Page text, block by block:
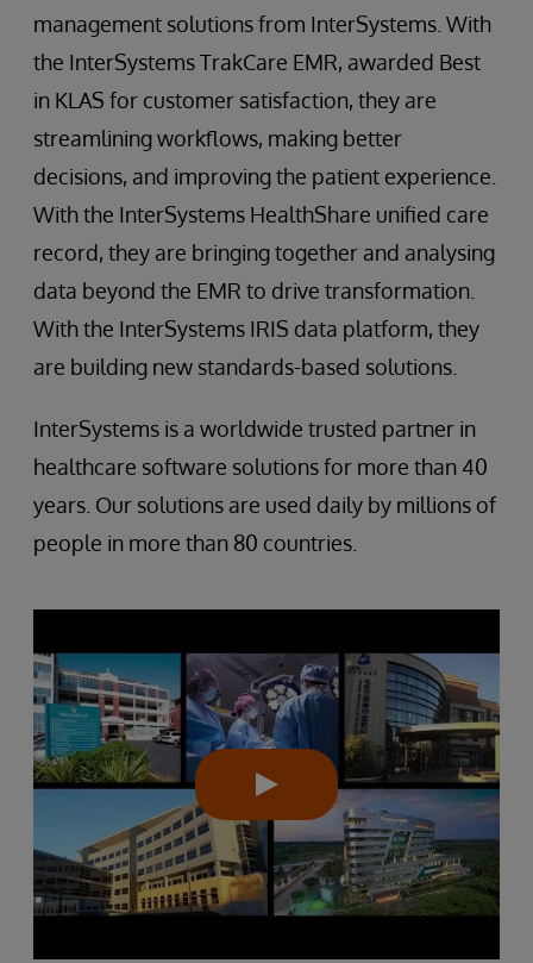
management solutions from InterSystems. With
the InterSystems TrakCare EMR, awarded Best
in KLAS for customer satisfaction, they are
streamlining workflows, making better
decisions, and improving the patient experience.
With the InterSystems HealthShare unified care
record, they are bringing together and analysing
data beyond the EMR to drive transformation.
With the InterSystems IRIS data platform, they
are building new standards-based solutions.
InterSystems is a worldwide trusted partner in
healthcare software solutions for more than 40
years. Our solutions are used daily by millions of
people in more than 80 countries.